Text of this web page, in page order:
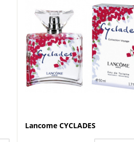
Lancome CYCLADES